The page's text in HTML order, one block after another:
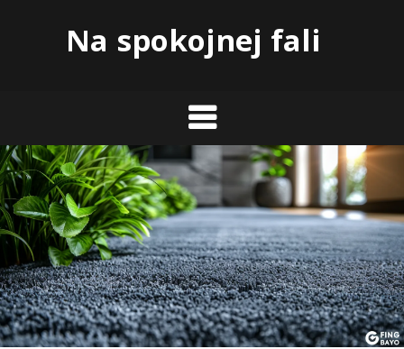
Na spokojnej fali